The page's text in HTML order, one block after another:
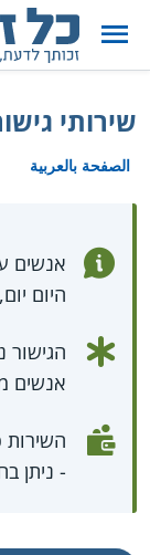
שירותי
الصفحة بالعربية
אנשים
היום
הגישור
אנשים
השירות
- ניתן